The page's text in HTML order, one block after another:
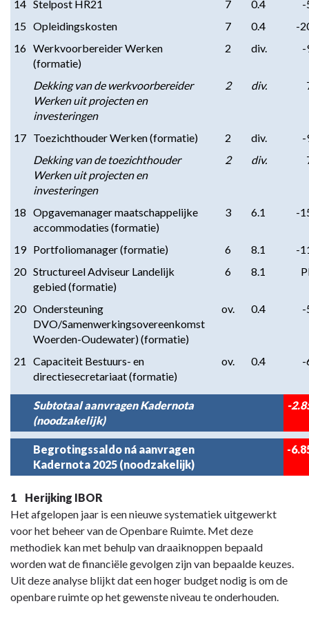
14 Stelpost HR21 7 0.4
-
15 Opleidingskosten 7 0.4
-
16 Werkvoorbereider Werken
(formatie)
2 div. -
Dekking van de werkvoorbereider
Werken uit projecten en
investeringen
2 div.
17 Toezichthouder Werken (formatie) 2 div.
-
Dekking van de toezichthouder
Werken uit projecten en
investeringen
2 div.
18 Opgavemanager maatschappelijke
accommodaties (formatie)
3 6.1 -
19 Portfoliomanager (formatie) 6 8.1
-
20 Structureel Adviseur Landelijk
gebied (formatie)
6 8.1
20 Ondersteuning
DVO/Samenwerkingsovereenkomst
Woerden-Oudewater) (formatie)
ov. 0.4 -
21
Capaciteit Bestuurs- en
directiesecretariaat (formatie)
ov. 0.4 -
Subtotaal aanvragen Kadernota
(noodzakelijk)
-
Begrotingssaldo ná aanvragen
Kadernota 2025 (noodzakelijk)
-
Terug
naar
navigatie
Aangevraagde
middelen
voor
1 Herijking IBOR
Het afgelopen jaar is een nieuwe systematiek uitgewerkt
voor het beheer van de Openbare Ruimte. Met deze
methodiek kan met behulp van draaiknoppen bepaald
worden wat de financiële gevolgen zijn van bepaalde keuzes.
Uit deze analyse blijkt dat een hoger budget nodig is om de
openbare ruimte op het gewenste niveau te onderhouden.